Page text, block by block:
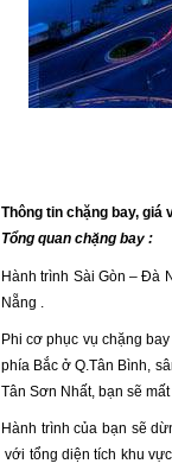
Thông tin chặng bay, giá
Tổng quan chặng bay :
Hành trình Sài Gòn – Đà
Nẵng .
Phi cơ phục vụ chặng
phía Bắc ở Q.Tân Bình,
Tân Sơn Nhất, bạn sẽ
Hành trình của bạn sẽ
với tổng diện tích khu